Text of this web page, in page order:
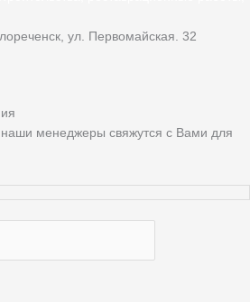
ул. Первомайская. 32
менеджеры свяжутся с Вами для